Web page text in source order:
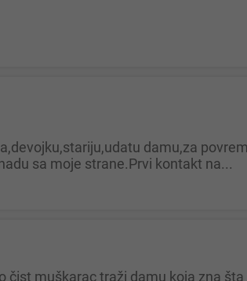
sa moje strane.Prvi kontakt na...